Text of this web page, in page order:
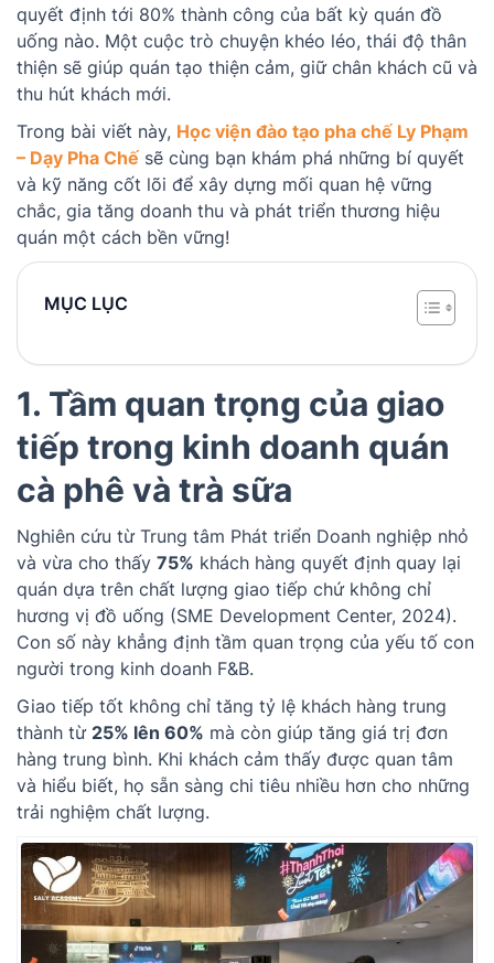
quyết định tới 80% thành công của bất kỳ quán đồ
uống nào. Một cuộc trò chuyện khéo léo, thái độ thân
thiện sẽ giúp quán tạo thiện cảm, giữ chân khách cũ và
thu hút khách mới.
Trong bài viết này, Học viện đào tạo pha chế Ly Phạm
– Dạy Pha Chế sẽ cùng bạn khám phá những bí quyết
và kỹ năng cốt lõi để xây dựng mối quan hệ vững
chắc, gia tăng doanh thu và phát triển thương hiệu
quán một cách bền vững!
MỤC LỤC
1. Tầm quan trọng của giao
tiếp trong kinh doanh quán
cà phê và trà sữa
Nghiên cứu từ Trung tâm Phát triển Doanh nghiệp nhỏ
và vừa cho thấy 75% khách hàng quyết định quay lại
quán dựa trên chất lượng giao tiếp chứ không chỉ
hương vị đồ uống (SME Development Center, 2024).
Con số này khẳng định tầm quan trọng của yếu tố con
người trong kinh doanh F&B.
Giao tiếp tốt không chỉ tăng tỷ lệ khách hàng trung
thành từ 25% lên 60% mà còn giúp tăng giá trị đơn
hàng trung bình. Khi khách cảm thấy được quan tâm
và hiểu biết, họ sẵn sàng chi tiêu nhiều hơn cho những
trải nghiệm chất lượng.